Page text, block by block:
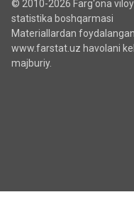
© 2010-2026 Farg‘ona
statistika boshqarmasi
Materiallardan
www.farstat.uz havolani
majburiy.